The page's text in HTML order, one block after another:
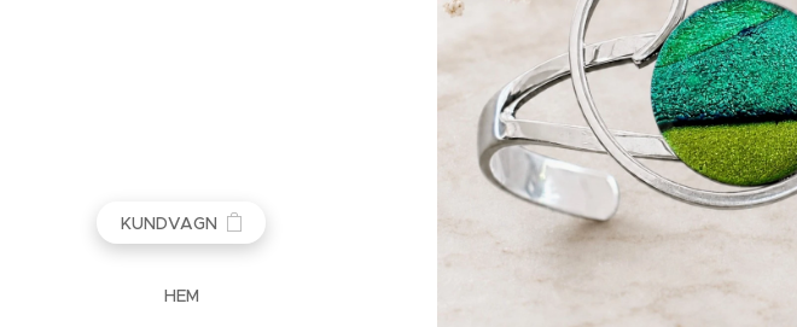
KUNDVAGN
HEM